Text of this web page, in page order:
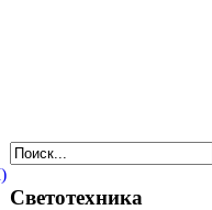
Светотехника